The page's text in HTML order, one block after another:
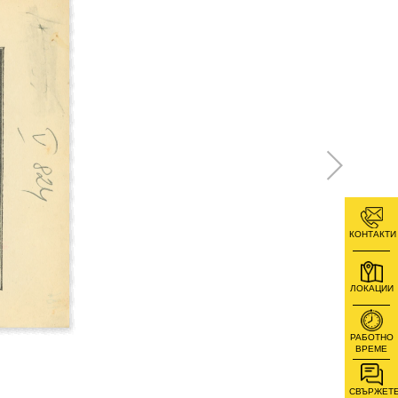
КОНТАКТИ
ЛОКАЦИИ
РАБОТНО
ВРЕМЕ